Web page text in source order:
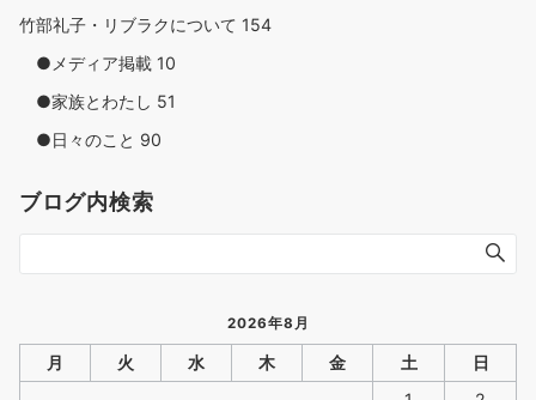
竹部礼子・リブラクについて 154
●メディア掲載 10
●家族とわたし 51
●日々のこと 90
ブログ内検索
2026年8月
月 火 水 木 金 土
日